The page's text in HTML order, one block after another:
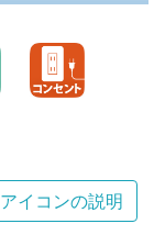
アイコンの説明